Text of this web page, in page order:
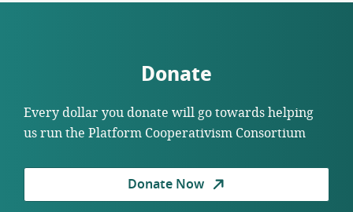
Donate
Every dollar you donate will go towards helping
us run the Platform Cooperativism Consortium
Donate Now